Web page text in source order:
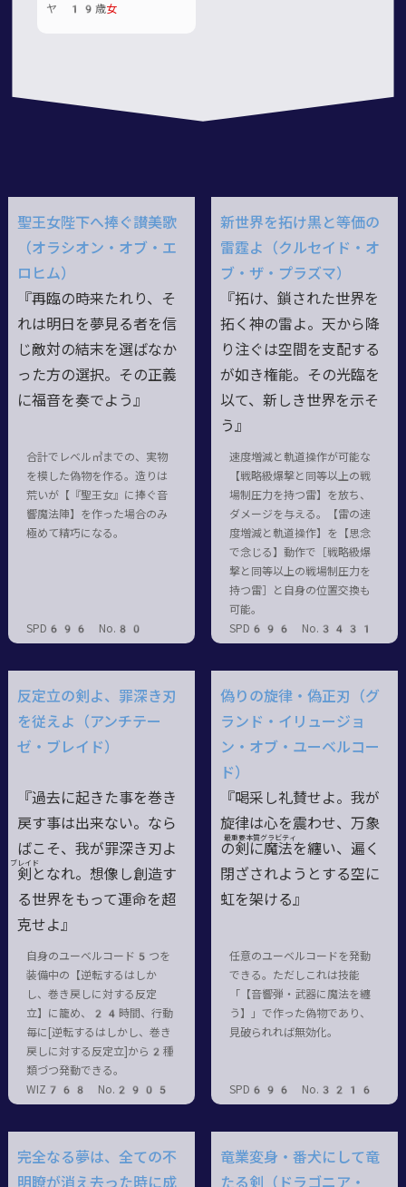
ヤ 19歳女
聖王女陛下へ捧ぐ讃美歌
（オラシオン・オブ・エ
ロヒム）
『再臨の時来たれり、そ
れは明日を夢見る者を信
じ敵対の結末を選ばなか
った方の選択。その正義
に福音を奏でよう』
合計でレベル㎥までの、実物
を模した偽物を作る。造りは
荒いが【『聖王女』に捧ぐ音
響魔法陣】を作った場合のみ
極めて精巧になる。
SPD696 No.80
新世界を拓け黒と等価の
雷霆よ（クルセイド・オ
ブ・ザ・プラズマ）
『拓け、鎖された世界を
拓く神の雷よ。天から降
り注ぐは空間を支配する
が如き権能。その光臨を
以て、新しき世界を示そ
う』
速度増減と軌道操作が可能な
【戦略級爆撃と同等以上の戦
場制圧力を持つ雷】を放ち、
ダメージを与える。【雷の速
度増減と軌道操作】を【思念
で念じる】動作で［戦略級爆
撃と同等以上の戦場制圧力を
持つ雷］と自身の位置交換も
可能。
SPD696 No.3431
反定立の剣よ、罪深き刃
を従えよ（アンチテー
ゼ・ブレイド）
『過去に起きた事を巻き
戻す事は出来ない。なら
ばこそ、我が罪深き刃よ
剣
ブレイド
となれ。想像し創造す
る世界をもって運命を超
克せよ』
自身のユーベルコード5つを
装備中の【逆転するはしか
し、巻き戻しに対する反定
立】に籠め、24時間、行動
毎に[逆転するはしかし、巻き
戻しに対する反定立]から2種
類づつ発動できる。
WIZ768 No.2905
偽りの旋律・偽正刃（グ
ランド・イリュージョ
ン・オブ・ユーベルコー
ド）
『喝采し礼賛せよ。我が
旋律は心を震わせ、万象
の剣
最重要本質
に魔
グラビティ
法を纏い、遍く
閉ざされようとする空に
虹を架ける』
任意のユーベルコードを発動
できる。ただしこれは技能
「【音響弾・武器に魔法を纏
う】」で作った偽物であり、
見破られれば無効化。
SPD696 No.3216
完全なる夢は、全ての不
明瞭が消え去った時に成
竜業変身・番犬にして竜
たる剣（ドラゴニア・